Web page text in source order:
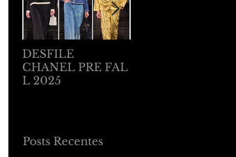
DESFILE
CHANEL PRE FAL
L 2025
Posts Recentes